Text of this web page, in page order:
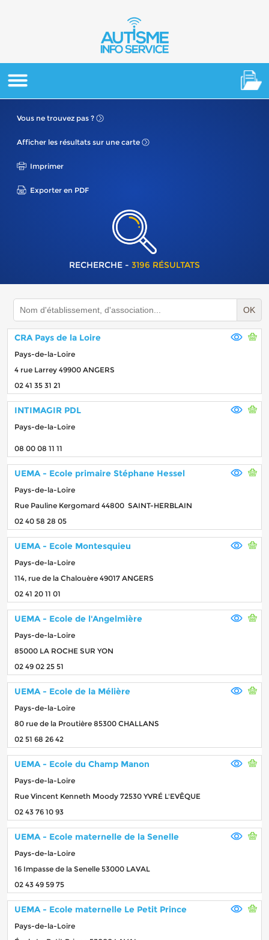
Vous ne trouvez pas ?
Afficher les résultats sur une carte
Imprimer
Exporter en PDF
RECHERCHE - 3196 RÉSULTATS
OK
CRA Pays de la Loire
Pays-de-la-Loire
4 rue Larrey 49900 ANGERS
02 41 35 31 21
INTIMAGIR PDL
Pays-de-la-Loire
08 00 08 11 11
UEMA - Ecole primaire Stéphane Hessel
Pays-de-la-Loire
Rue Pauline Kergomard 44800 SAINT-HERBLAIN
02 40 58 28 05
UEMA - Ecole Montesquieu
Pays-de-la-Loire
114, rue de la Chalouère 49017 ANGERS
02 41 20 11 01
UEMA - Ecole de l'Angelmière
Pays-de-la-Loire
85000 LA ROCHE SUR YON
02 49 02 25 51
UEMA - Ecole de la Mélière
Pays-de-la-Loire
80 rue de la Proutière 85300 CHALLANS
02 51 68 26 42
UEMA - Ecole du Champ Manon
Pays-de-la-Loire
Rue Vincent Kenneth Moody 72530 YVRÉ L'EVÊQUE
02 43 76 10 93
UEMA - Ecole maternelle de la Senelle
Pays-de-la-Loire
16 Impasse de la Senelle 53000 LAVAL
02 43 49 59 75
UEMA - Ecole maternelle Le Petit Prince
Pays-de-la-Loire